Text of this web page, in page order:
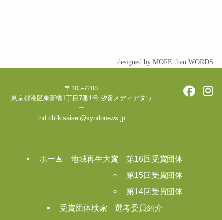
designed by MORE than WORDS
〒105-7208
東京都港区東新橋1丁目7番1号 汐留メディアタワ
ー
thd.chiikisaisei@kyodonews.jp
ホーム 地域再生大賞
第16回受賞団体
第15回受賞団体
第14回受賞団体
受賞団体検索
選考委員紹介